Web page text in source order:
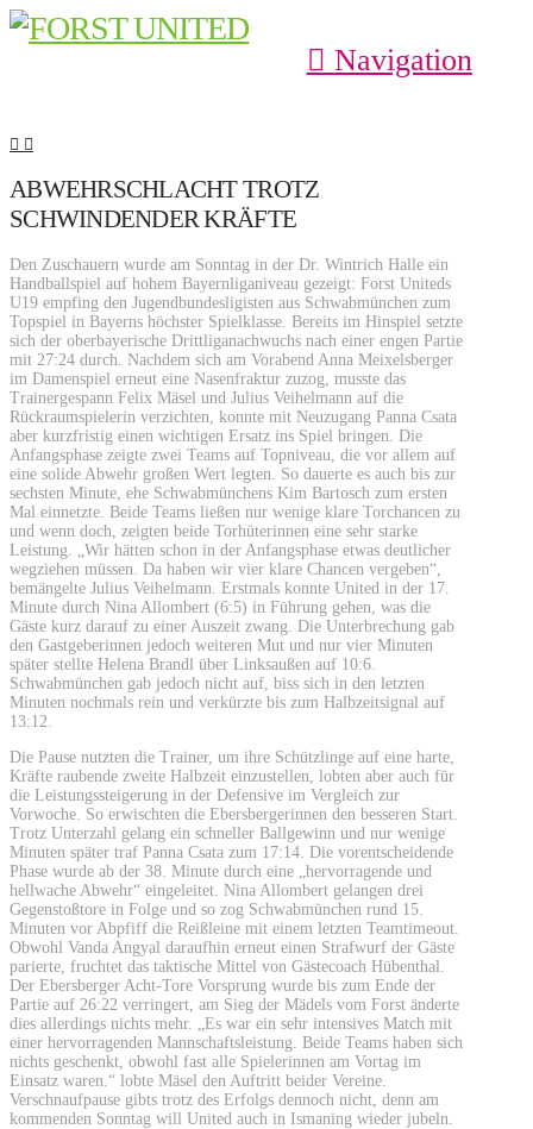
Navigation
ABWEHRSCHLACHT TROTZ
SCHWINDENDER KRÄFTE
Den Zuschauern wurde am Sonntag in der Dr. Wintrich Halle ein
Handballspiel auf hohem Bayernliganiveau gezeigt: Forst Uniteds
U19 empfing den Jugendbundesligisten aus Schwabmünchen zum
Topspiel in Bayerns höchster Spielklasse. Bereits im Hinspiel setzte
sich der oberbayerische Drittliganachwuchs nach einer engen Partie
mit 27:24 durch. Nachdem sich am Vorabend Anna Meixelsberger
im Damenspiel erneut eine Nasenfraktur zuzog, musste das
Trainergespann Felix Mäsel und Julius Veihelmann auf die
Rückraumspielerin verzichten, konnte mit Neuzugang Panna Csata
aber kurzfristig einen wichtigen Ersatz ins Spiel bringen. Die
Anfangsphase zeigte zwei Teams auf Topniveau, die vor allem auf
eine solide Abwehr großen Wert legten. So dauerte es auch bis zur
sechsten Minute, ehe Schwabmünchens Kim Bartosch zum ersten
Mal einnetzte. Beide Teams ließen nur wenige klare Torchancen zu
und wenn doch, zeigten beide Torhüterinnen eine sehr starke
Leistung. „Wir hätten schon in der Anfangsphase etwas deutlicher
wegziehen müssen. Da haben wir vier klare Chancen vergeben“,
bemängelte Julius Veihelmann. Erstmals konnte United in der 17.
Minute durch Nina Allombert (6:5) in Führung gehen, was die
Gäste kurz darauf zu einer Auszeit zwang. Die Unterbrechung gab
den Gastgeberinnen jedoch weiteren Mut und nur vier Minuten
später stellte Helena Brandl über Linksaußen auf 10:6.
Schwabmünchen gab jedoch nicht auf, biss sich in den letzten
Minuten nochmals rein und verkürzte bis zum Halbzeitsignal auf
13:12.
Die Pause nutzten die Trainer, um ihre Schützlinge auf eine harte,
Kräfte raubende zweite Halbzeit einzustellen, lobten aber auch für
die Leistungssteigerung in der Defensive im Vergleich zur
Vorwoche. So erwischten die Ebersbergerinnen den besseren Start.
Trotz Unterzahl gelang ein schneller Ballgewinn und nur wenige
Minuten später traf Panna Csata zum 17:14. Die vorentscheidende
Phase wurde ab der 38. Minute durch eine „hervorragende und
hellwache Abwehr“ eingeleitet. Nina Allombert gelangen drei
Gegenstoßtore in Folge und so zog Schwabmünchen rund 15.
Minuten vor Abpfiff die Reißleine mit einem letzten Teamtimeout.
Obwohl Vanda Angyal daraufhin erneut einen Strafwurf der Gäste
parierte, fruchtet das taktische Mittel von Gästecoach Hübenthal.
Der Ebersberger Acht-Tore Vorsprung wurde bis zum Ende der
Partie auf 26:22 verringert, am Sieg der Mädels vom Forst änderte
dies allerdings nichts mehr. „Es war ein sehr intensives Match mit
einer hervorragenden Mannschaftsleistung. Beide Teams haben sich
nichts geschenkt, obwohl fast alle Spielerinnen am Vortag im
Einsatz waren.“ lobte Mäsel den Auftritt beider Vereine.
Verschnaufpause gibts trotz des Erfolgs dennoch nicht, denn am
kommenden Sonntag will United auch in Ismaning wieder jubeln.